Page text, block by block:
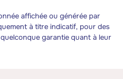
affichée ou générée par
à titre indicatif, pour des
garantie quant à leur